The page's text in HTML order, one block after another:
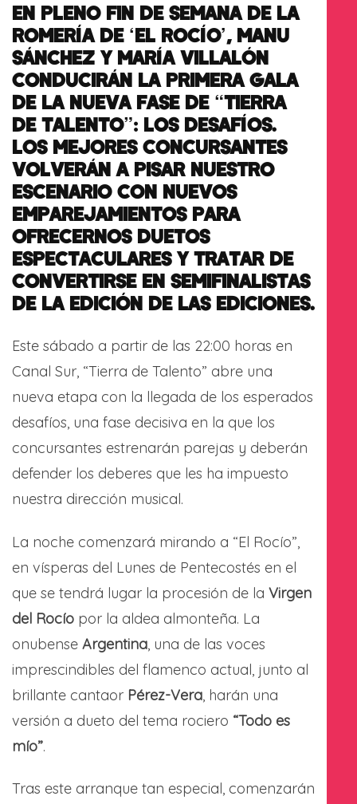
EN PLENO FIN DE SEMANA DE LA
ROMERÍA DE ‘EL ROCÍO’, MANU
SÁNCHEZ Y MARÍA VILLALÓN
CONDUCIRÁN LA PRIMERA GALA
DE LA NUEVA FASE DE “TIERRA
DE TALENTO”: LOS DESAFÍOS.
LOS MEJORES CONCURSANTES
VOLVERÁN A PISAR NUESTRO
ESCENARIO CON NUEVOS
EMPAREJAMIENTOS PARA
OFRECERNOS DUETOS
ESPECTACULARES Y TRATAR DE
CONVERTIRSE EN SEMIFINALISTAS
DE LA EDICIÓN DE LAS EDICIONES.
Este sábado a partir de las 22:00 horas en
Canal Sur, “Tierra de Talento” abre una
nueva etapa con la llegada de los esperados
desafíos, una fase decisiva en la que los
concursantes estrenarán parejas y deberán
defender los deberes que les ha impuesto
nuestra dirección musical.
La noche comenzará mirando a “El Rocío”,
en vísperas del Lunes de Pentecostés en el
que se tendrá lugar la procesión de la Virgen
del Rocío por la aldea almonteña. La
onubense Argentina, una de las voces
imprescindibles del flamenco actual, junto al
brillante cantaor Pérez-Vera, harán una
versión a dueto del tema rociero “Todo es
mío”.
Tras este arranque tan especial, comenzarán